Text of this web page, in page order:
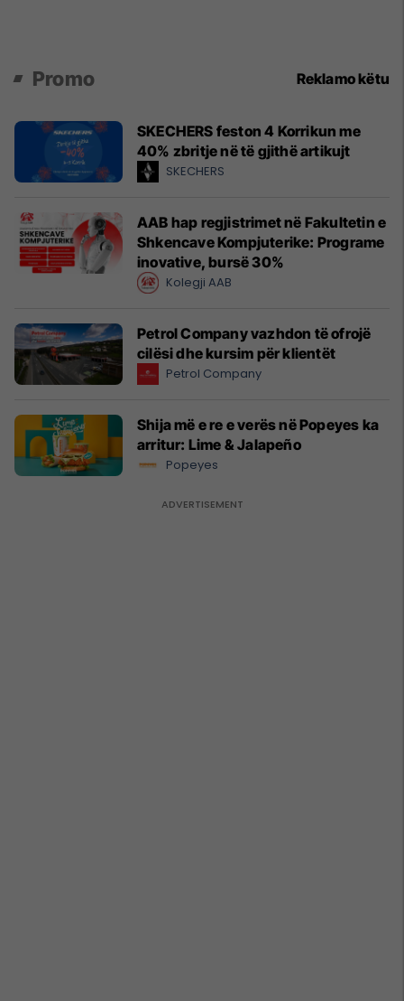
Promo Reklamo këtu
SKECHERS feston 4 Korrikun me
40% zbritje në të gjithë artikujt
SKECHERS
AAB hap regjistrimet në Fakultetin e
Shkencave Kompjuterike: Programe
inovative, bursë 30%
Kolegji AAB
Petrol Company vazhdon të ofrojë
cilësi dhe kursim për klientët
Petrol Company
Shija më e re e verës në Popeyes ka
arritur: Lime & Jalapeño
Popeyes